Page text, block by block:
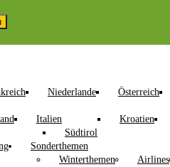
Niederlande Österreich
Italien
Südtirol
Kroatien
Sonderthemen
Winterthemen
Airlines